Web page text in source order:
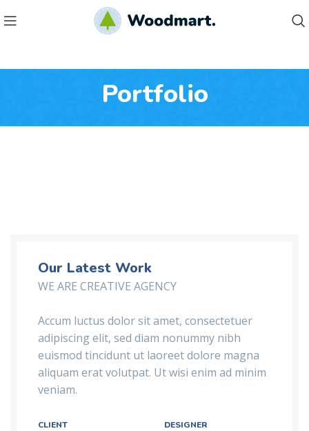
Portfolio
Our Latest Work
WE ARE CREATIVE AGENCY
Accum luctus dolor sit amet, consectetuer
adipiscing elit, sed diam nonummy nibh
euismod tincidunt ut laoreet dolore magna
aliquam erat volutpat. Ut wisi enim ad minim
veniam.
CLIENT DESIGNER